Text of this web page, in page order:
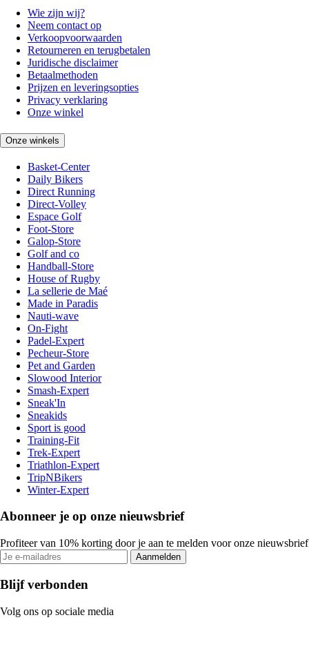
Wie zijn wij?
Neem contact op
Verkoopvoorwaarden
Retourneren en terugbetalen
Juridische disclaimer
Betaalmethoden
Prijzen en leveringsopties
Privacy verklaring
Onze winkel
Onze winkels
Basket-Center
Daily Bikers
Direct Running
Direct-Volley
Espace Golf
Foot-Store
Galop-Store
Golf and co
Handball-Store
House of Rugby
La sellerie de Maé
Made in Paradis
Nauti-wave
On-Fight
Padel-Expert
Pecheur-Store
Pet and Garden
Slowood Interior
Smash-Expert
Sneak'In
Sneakids
Sport is good
Training-Fit
Trek-Expert
Triathlon-Expert
TripNBikers
Winter-Expert
Abonneer je op onze nieuwsbrief
Profiteer van 10% korting door je aan te melden voor onze nieuwsbrief
Aanmelden
Blijf verbonden
Volg ons op sociale media